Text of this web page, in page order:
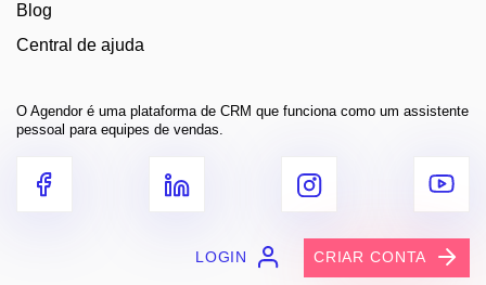
Blog
Central de ajuda
O Agendor é uma plataforma de CRM que funciona como um assistente
pessoal para equipes de vendas.
LOGIN CRIAR CONTA